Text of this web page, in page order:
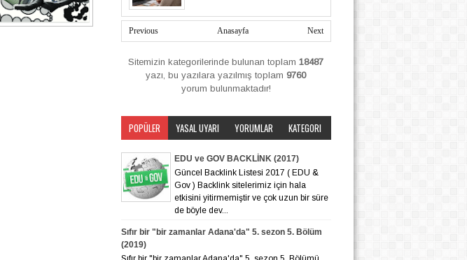
Previous Next
Anasayfa
Sitemizin kategorilerinde bulunan toplam 18487
yazı, bu yazılara yazılmış toplam 9760
yorum bulunmaktadır!
POPÜLER YASAL UYARI YORUMLAR KATEGORI
EDU ve GOV BACKLİNK (2017)
Güncel Backlink Listesi 2017 ( EDU &
Gov ) Backlink sitelerimiz için hala
etkisini yitirmemiştir ve çok uzun bir süre
de böyle dev...
Sıfır bir "bir zamanlar Adana'da" 5. sezon 5. Bölüm
(2019)